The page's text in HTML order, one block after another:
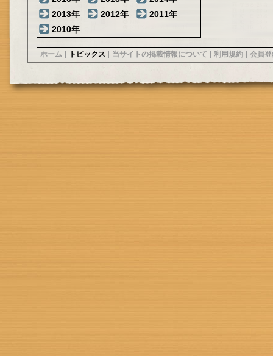
2013年
2012年
2011年
2010年
ホーム トピックス 当サイトの掲載情報について 利用規約 会員